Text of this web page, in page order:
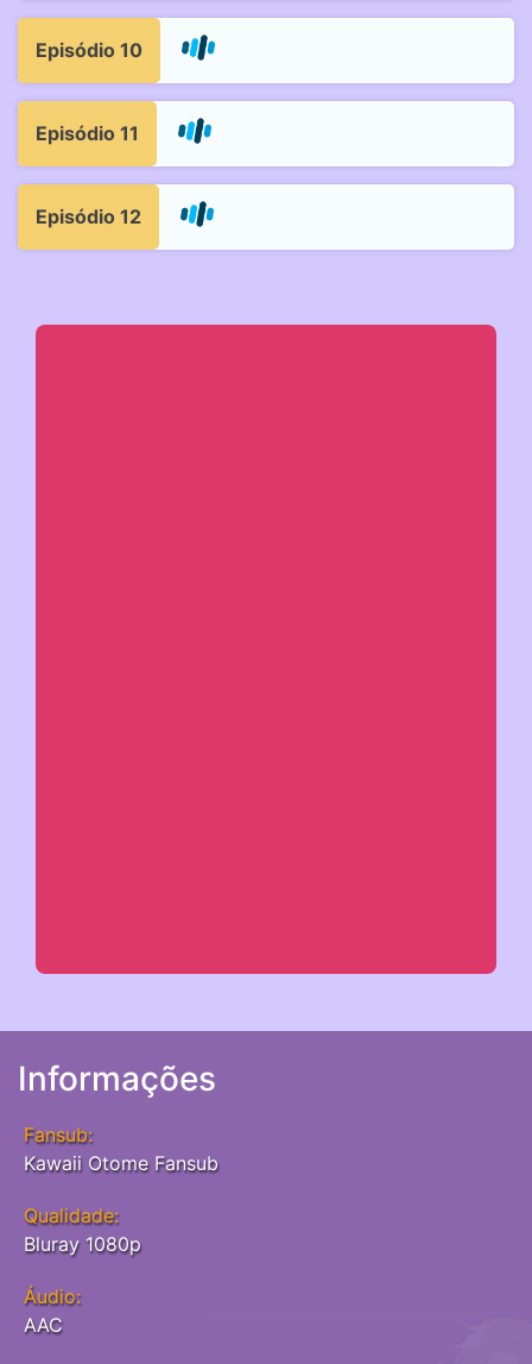
Episódio 10
Episódio 11
Episódio 12
Informações
Fansub:
Kawaii Otome Fansub
Qualidade:
Bluray 1080p
Áudio:
AAC